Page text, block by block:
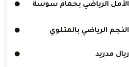
الأمل الرياضي بحمام سوسة
النجم الرياضي بالمتلوي
ريال مدريد